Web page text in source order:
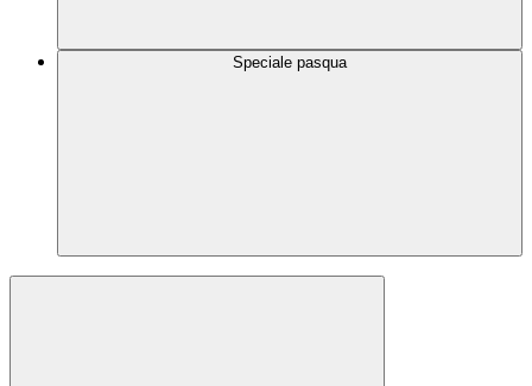
Speciale pasqua